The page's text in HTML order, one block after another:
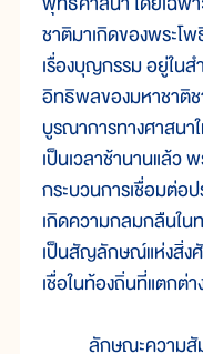
ชาติมาเกิดของพระโ
เรื่องบุญกรรม อยู่ใน
อิทธิพลของมหาชาติช
บูรณาการทางศาสนา
เป็นเวลาช้านานแล้ว
กระบวนการเชื่อมต่อ
เกิดความกลมกลืนใ
เป็นสัญลักษณ์แห่งสิ่ง
เชื่อในท้องถิ่นที่แตกต่
ลักษณะความสัมพั